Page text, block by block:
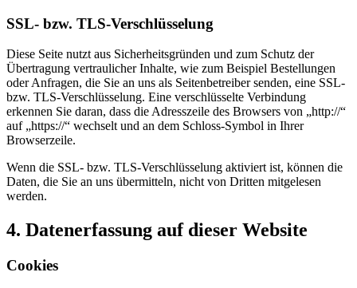
SSL- bzw. TLS-Verschlüsselung
Diese Seite nutzt aus Sicherheitsgründen und zum Schutz der
Übertragung vertraulicher Inhalte, wie zum Beispiel Bestellungen
oder Anfragen, die Sie an uns als Seitenbetreiber senden, eine SSL-
bzw. TLS-Verschlüsselung. Eine verschlüsselte Verbindung
erkennen Sie daran, dass die Adresszeile des Browsers von „http://“
auf „https://“ wechselt und an dem Schloss-Symbol in Ihrer
Browserzeile.
Wenn die SSL- bzw. TLS-Verschlüsselung aktiviert ist, können die
Daten, die Sie an uns übermitteln, nicht von Dritten mitgelesen
werden.
4. Datenerfassung auf dieser Website
Cookies